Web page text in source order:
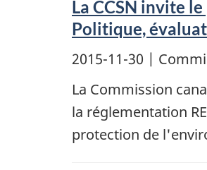
La CCSN invite
Politique,
2015-11-30 |
La Commission
la réglementation
protection de